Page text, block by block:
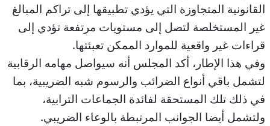
القانونية المتجاوزة التي يؤدي تطبيقها إلى تراكم المبالغ
غير المستخلصة لتصل إلى مستويات مرتفعة تؤدي إلى
قراءات غير واقعية للموارد الممكن تعبئتها.
وفي هذا الإطار، أكد المجلس أنه سيواصل مهامه الرقابية
لتشمل باقي أنواع الضرائب والرسوم شبه الضريبية، بما
في ذلك تلك المستحقة لفائدة الجماعات الترابية،
ولتشمل أيضا الجوانب المرتبطة بالوعاء الضريبي.